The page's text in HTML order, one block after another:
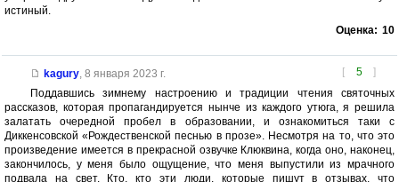
истиный.
Оценка: 10
[ 5 ]
kagury, 8 января 2023 г.
Поддавшись зимнему настроению и традиции чтения святочных
рассказов, которая пропагандируется нынче из каждого утюга, я решила
залатать очередной пробел в образовании, и ознакомиться таки с
Диккенсовской «Рождественской песнью в прозе». Несмотря на то, что это
произведение имеется в прекрасной озвучке Клюквина, когда оно, наконец,
закончилось, у меня было ощущение, что меня выпустили из мрачного
подвала на свет. Кто, кто эти люди, которые пишут в отзывах, что